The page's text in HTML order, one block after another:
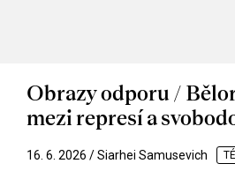
Obrazy odporu /
mezi represí a
16. 6. 2026 / Siarhei Samusevich